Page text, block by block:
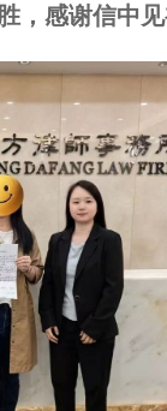
，感谢信中